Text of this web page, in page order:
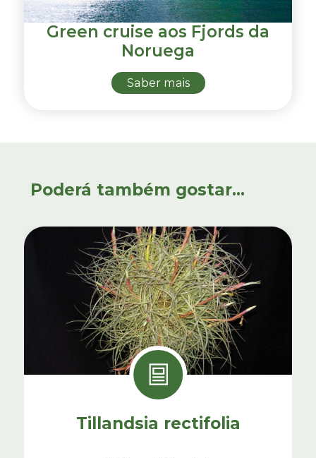
Green cruise aos Fjords da
Noruega
Saber mais
Poderá também gostar...
Tillandsia rectifolia